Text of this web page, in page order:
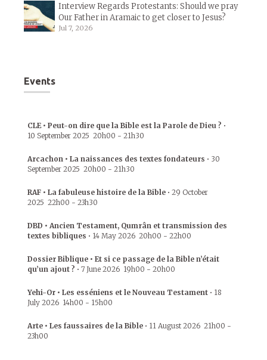
Interview Regards Protestants: Should we pray
Our Father in Aramaic to get closer to Jesus?
Jul 7, 2026
Events
CLE • Peut-on dire que la Bible est la Parole de Dieu ? •
10 September 2025 20h00 - 21h30
Arcachon • La naissances des textes fondateurs • 30
September 2025 20h00 - 21h30
RAF • La fabuleuse histoire de la Bible • 29 October
2025 22h00 - 23h30
DBD • Ancien Testament, Qumrân et transmission des
textes bibliques • 14 May 2026 20h00 - 22h00
Dossier Biblique • Et si ce passage de la Bible n’était
qu’un ajout ? • 7 June 2026 19h00 - 20h00
Yehi-Or • Les esséniens et le Nouveau Testament • 18
July 2026 14h00 - 15h00
Arte • Les faussaires de la Bible • 11 August 2026 21h00 -
23h00